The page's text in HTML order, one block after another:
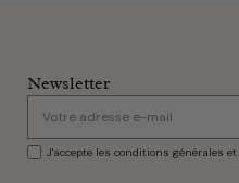
Newsletter
J'accepte les conditions générales